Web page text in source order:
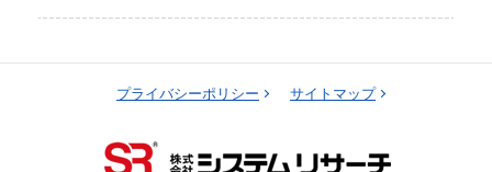
プライバシーポリシー サイトマップ